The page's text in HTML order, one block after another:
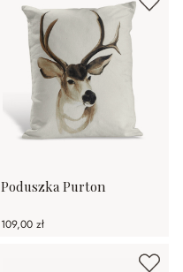
Poduszka Purton
109,00 zł